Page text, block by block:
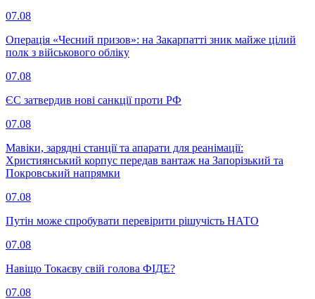
07.08
Операція «Чесний призов»: на Закарпатті зник майже цілий
полк з військового обліку
07.08
ЄС затвердив нові санкції проти РФ
07.08
Мавіки, зарядні станції та апарати для реанімації:
Християнський корпус передав вантаж на Запорізький та
Покровський напрямки
07.08
Путін може спробувати перевірити рішучість НАТО
07.08
Навіщо Токаєву свій голова ФІДЕ?
07.08